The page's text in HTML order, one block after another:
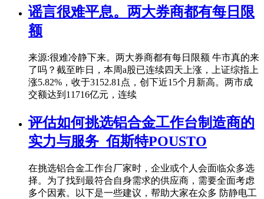
谣言很难平息。两大券商都有每日限
额
来源:很难冷静下来。两大券商都有每日限额 牛市真的来
了吗？截至昨日，本周a股已连续四天上涨，上证综指上
涨5.82%，收于3152.81点，创下近15个月新高。两市成
交额达到11716亿元，连续
评估如何挑选铝合金工作台制造商的
实力与服务_佰斯特POUSTO
在挑选铝合金工作台厂家时，企业或个人会面临众多选
择。为了找到最符合自身需求的供应商，需要全面考虑
多个因素。以下是一些建议，帮助大家在众多 防静电工